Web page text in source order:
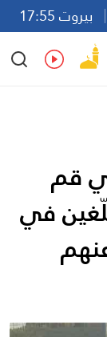
بيروت 17:55
Ar
En Fr Es
قم
في